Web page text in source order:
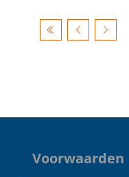
Voorwaarden